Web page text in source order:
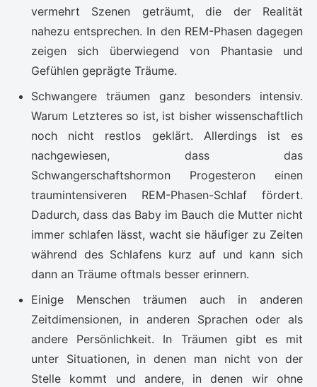
vermehrt Szenen geträumt, die der Realität
nahezu entsprechen. In den REM-Phasen dagegen
zeigen sich überwiegend von Phantasie und
Gefühlen geprägte Träume.
Schwangere träumen ganz besonders intensiv.
Warum Letzteres so ist, ist bisher wissenschaftlich
noch nicht restlos geklärt. Allerdings ist es
nachgewiesen, dass das
Schwangerschaftshormon Progesteron einen
traumintensiveren REM-Phasen-Schlaf fördert.
Dadurch, dass das Baby im Bauch die Mutter nicht
immer schlafen lässt, wacht sie häufiger zu Zeiten
während des Schlafens kurz auf und kann sich
dann an Träume oftmals besser erinnern.
Einige Menschen träumen auch in anderen
Zeitdimensionen, in anderen Sprachen oder als
andere Persönlichkeit. In Träumen gibt es mit
unter Situationen, in denen man nicht von der
Stelle kommt und andere, in denen wir ohne